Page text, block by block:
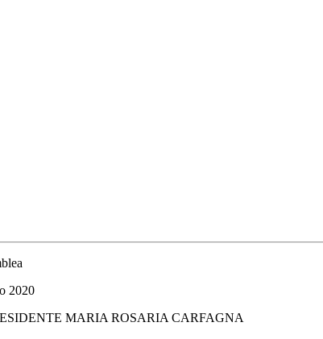
2020
MARIA ROSARIA CARFAGNA